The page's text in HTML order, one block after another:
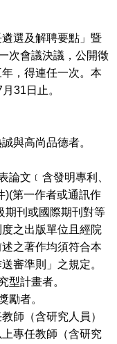
遴選及解聘要點」暨
次會議決議，公開徵
，得連任一次。本
31日止。
與高尚品德者。
論文﹝含發明專利、
)(第一作者或通訊作
期刊或國際期刊對等
之出版單位且經院
之著作均須符合本
審準則」之規定。
型計畫者。
勵者。
師（含研究人員）
專任教師（含研究